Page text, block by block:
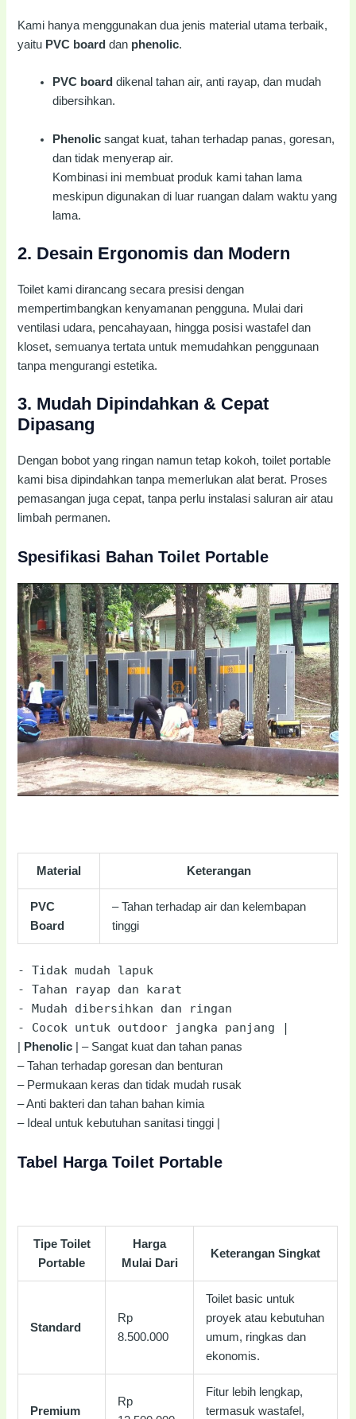
Kami hanya menggunakan dua jenis material utama terbaik,
yaitu PVC board dan phenolic.
PVC board dikenal tahan air, anti rayap, dan mudah
dibersihkan.
Phenolic sangat kuat, tahan terhadap panas, goresan,
dan tidak menyerap air.
Kombinasi ini membuat produk kami tahan lama
meskipun digunakan di luar ruangan dalam waktu yang
lama.
2. Desain Ergonomis dan Modern
Toilet kami dirancang secara presisi dengan
mempertimbangkan kenyamanan pengguna. Mulai dari
ventilasi udara, pencahayaan, hingga posisi wastafel dan
kloset, semuanya tertata untuk memudahkan penggunaan
tanpa mengurangi estetika.
3. Mudah Dipindahkan & Cepat
Dipasang
Dengan bobot yang ringan namun tetap kokoh, toilet portable
kami bisa dipindahkan tanpa memerlukan alat berat. Proses
pemasangan juga cepat, tanpa perlu instalasi saluran air atau
limbah permanen.
Spesifikasi Bahan Toilet Portable
Material Keterangan
PVC
Board
– Tahan terhadap air dan kelembapan
tinggi
-
Tidak mudah lapuk
-
Tahan rayap dan karat
-
Mudah dibersihkan dan ringan
-
Cocok untuk outdoor jangka panjang |
Phenolic | – Sangat kuat dan tahan panas
– Tahan terhadap goresan dan benturan
– Permukaan keras dan tidak mudah rusak
– Anti bakteri dan tahan bahan kimia
– Ideal untuk kebutuhan sanitasi tinggi |
Tabel Harga Toilet Portable
Tipe Toilet
Portable
Harga
Mulai Dari
Keterangan Singkat
Standard
Rp
8.500.000
Toilet basic untuk
proyek atau kebutuhan
umum, ringkas dan
ekonomis.
Premium
Rp
Fitur lebih lengkap,
termasuk wastafel,